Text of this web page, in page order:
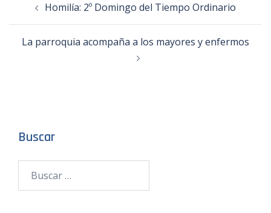
Homilía: 2º Domingo del Tiempo Ordinario
La parroquia acompaña a los mayores y enfermos
Buscar